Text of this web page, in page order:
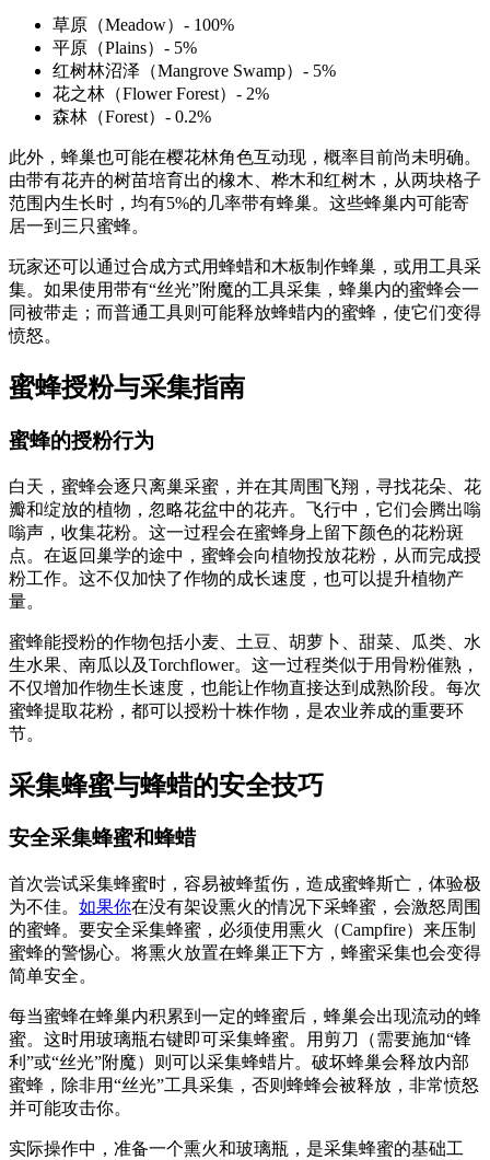
草原（Meadow）- 100%
平原（Plains）- 5%
红树林沼泽（Mangrove Swamp）- 5%
花之林（Flower Forest）- 2%
森林（Forest）- 0.2%
此外，蜂巢也可能在樱花林角色互动现，概率目前尚未明确。
由带有花卉的树苗培育出的橡木、桦木和红树木，从两块格子
范围内生长时，均有5%的几率带有蜂巢。这些蜂巢内可能寄
居一到三只蜜蜂。
玩家还可以通过合成方式用蜂蜡和木板制作蜂巢，或用工具采
集。如果使用带有“丝光”附魔的工具采集，蜂巢内的蜜蜂会一
同被带走；而普通工具则可能释放蜂蜡内的蜜蜂，使它们变得
愤怒。
蜜蜂授粉与采集指南
蜜蜂的授粉行为
白天，蜜蜂会逐只离巢采蜜，并在其周围飞翔，寻找花朵、花
瓣和绽放的植物，忽略花盆中的花卉。飞行中，它们会腾出嗡
嗡声，收集花粉。这一过程会在蜜蜂身上留下颜色的花粉斑
点。在返回巢学的途中，蜜蜂会向植物投放花粉，从而完成授
粉工作。这不仅加快了作物的成长速度，也可以提升植物产
量。
蜜蜂能授粉的作物包括小麦、土豆、胡萝卜、甜菜、瓜类、水
生水果、南瓜以及Torchflower。这一过程类似于用骨粉催熟，
不仅增加作物生长速度，也能让作物直接达到成熟阶段。每次
蜜蜂提取花粉，都可以授粉十株作物，是农业养成的重要环
节。
采集蜂蜜与蜂蜡的安全技巧
安全采集蜂蜜和蜂蜡
首次尝试采集蜂蜜时，容易被蜂蜇伤，造成蜜蜂斯亡，体验极
为不佳。 如果你在没有架设熏火的情况下采蜂蜜，会激怒周围
的蜜蜂。要安全采集蜂蜜，必须使用熏火（Campfire）来压制
蜜蜂的警惕心。将熏火放置在蜂巢正下方，蜂蜜采集也会变得
简单安全。
每当蜜蜂在蜂巢内积累到一定的蜂蜜后，蜂巢会出现流动的蜂
蜜。这时用玻璃瓶右键即可采集蜂蜜。用剪刀（需要施加“锋
利”或“丝光”附魔）则可以采集蜂蜡片。破坏蜂巢会释放内部
蜜蜂，除非用“丝光”工具采集，否则蜂蜂会被释放，非常愤怒
并可能攻击你。
实际操作中，准备一个熏火和玻璃瓶，是采集蜂蜜的基础工